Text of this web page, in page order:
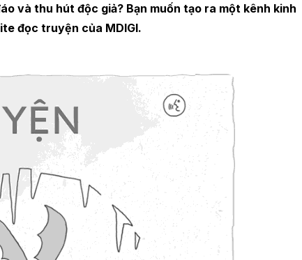
và thu hút độc giả? Bạn muốn tạo ra một kênh kinh
đọc truyện của MDIGI.